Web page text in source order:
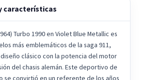
características
Turbo 1990 en Violet Blue Metallic es
más emblemáticos de la saga 911,
clásico con la potencia del motor
del chasis alemán. Este deportivo de
se convirtió en un referente de los años